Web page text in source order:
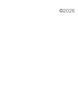
©2026